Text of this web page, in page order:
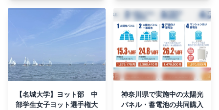
【名城大学】ヨット部 中
部学生女子ヨット選手権大
神奈川県で実施中の太陽光
パネル・蓄電池の共同購入